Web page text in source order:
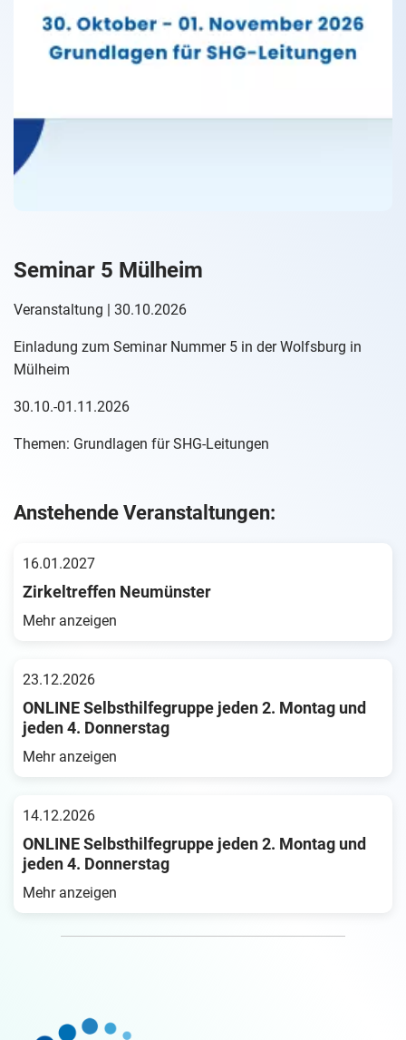
Seminar 5 Mülheim
Veranstaltung | 30.10.2026
Einladung zum Seminar Nummer 5 in der Wolfsburg in
Mülheim
30.10.-01.11.2026
Themen: Grundlagen für SHG-Leitungen
Anstehende Veranstaltungen:
16.01.2027
Zirkeltreffen Neumünster
Mehr anzeigen
23.12.2026
ONLINE Selbsthilfegruppe jeden 2. Montag und
jeden 4. Donnerstag
Mehr anzeigen
14.12.2026
ONLINE Selbsthilfegruppe jeden 2. Montag und
jeden 4. Donnerstag
Mehr anzeigen